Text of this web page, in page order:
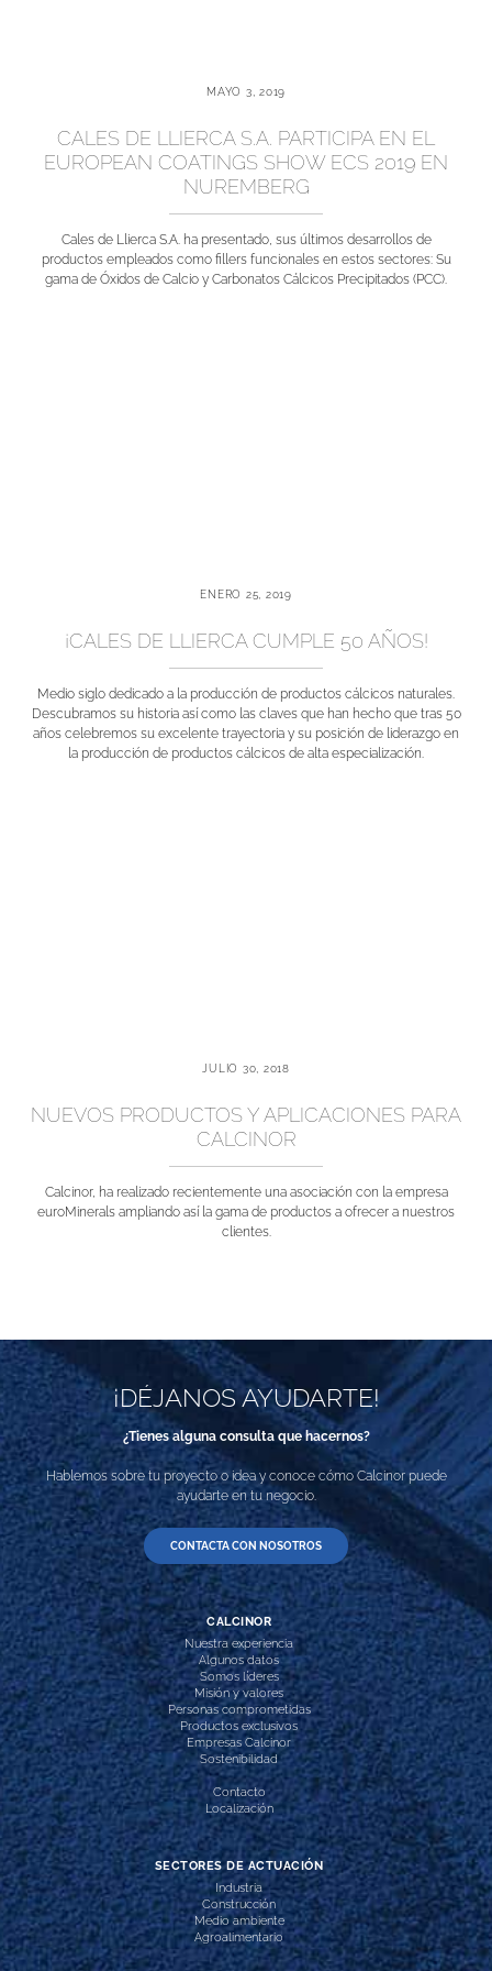
MAYO 3, 2019
CALES DE LLIERCA S.A. PARTICIPA EN EL
EUROPEAN COATINGS SHOW ECS 2019 EN
NUREMBERG
Cales de Llierca S.A. ha presentado, sus últimos desarrollos de
productos empleados como fillers funcionales en estos sectores: Su
gama de Óxidos de Calcio y Carbonatos Cálcicos Precipitados (PCC).
ENERO 25, 2019
¡CALES DE LLIERCA CUMPLE 50 AÑOS!
Medio siglo dedicado a la producción de productos cálcicos naturales.
Descubramos su historia así como las claves que han hecho que tras 50
años celebremos su excelente trayectoria y su posición de liderazgo en
la producción de productos cálcicos de alta especialización.
JULIO 30, 2018
NUEVOS PRODUCTOS Y APLICACIONES PARA
CALCINOR
Calcinor, ha realizado recientemente una asociación con la empresa
euroMinerals ampliando así la gama de productos a ofrecer a nuestros
clientes.
¡DÉJANOS AYUDARTE!
¿Tienes alguna consulta que hacernos?
Hablemos sobre tu proyecto o idea y conoce cómo Calcinor puede
ayudarte en tu negocio.
CONTACTA CON NOSOTROS
CALCINOR
Nuestra experiencia
Algunos datos
Somos líderes
Misión y valores
Personas comprometidas
Productos exclusivos
Empresas Calcinor
Sostenibilidad
Contacto
Localización
SECTORES DE ACTUACIÓN
Industria
Construcción
Medio ambiente
Agroalimentario